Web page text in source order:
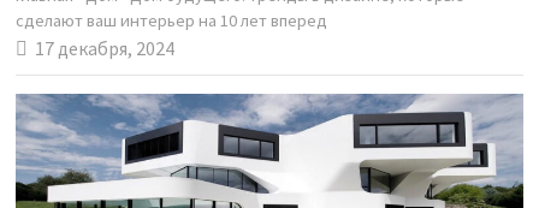
сделают ваш интерьер на 10 лет вперед
17 декабря, 2024